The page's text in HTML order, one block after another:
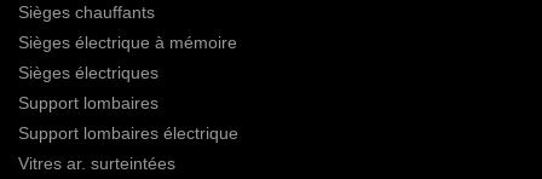
Sièges chauffants
Sièges électrique à mémoire
Sièges électriques
Support lombaires
Support lombaires électrique
Vitres ar. surteintées